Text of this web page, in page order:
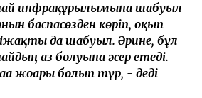
инфрақұрылымына шабуыл
баспасөзден көріп, оқып
да шабуыл. Әрине, бұл
аз болуына әсер етеді.
жоғары болып тұр, - деді